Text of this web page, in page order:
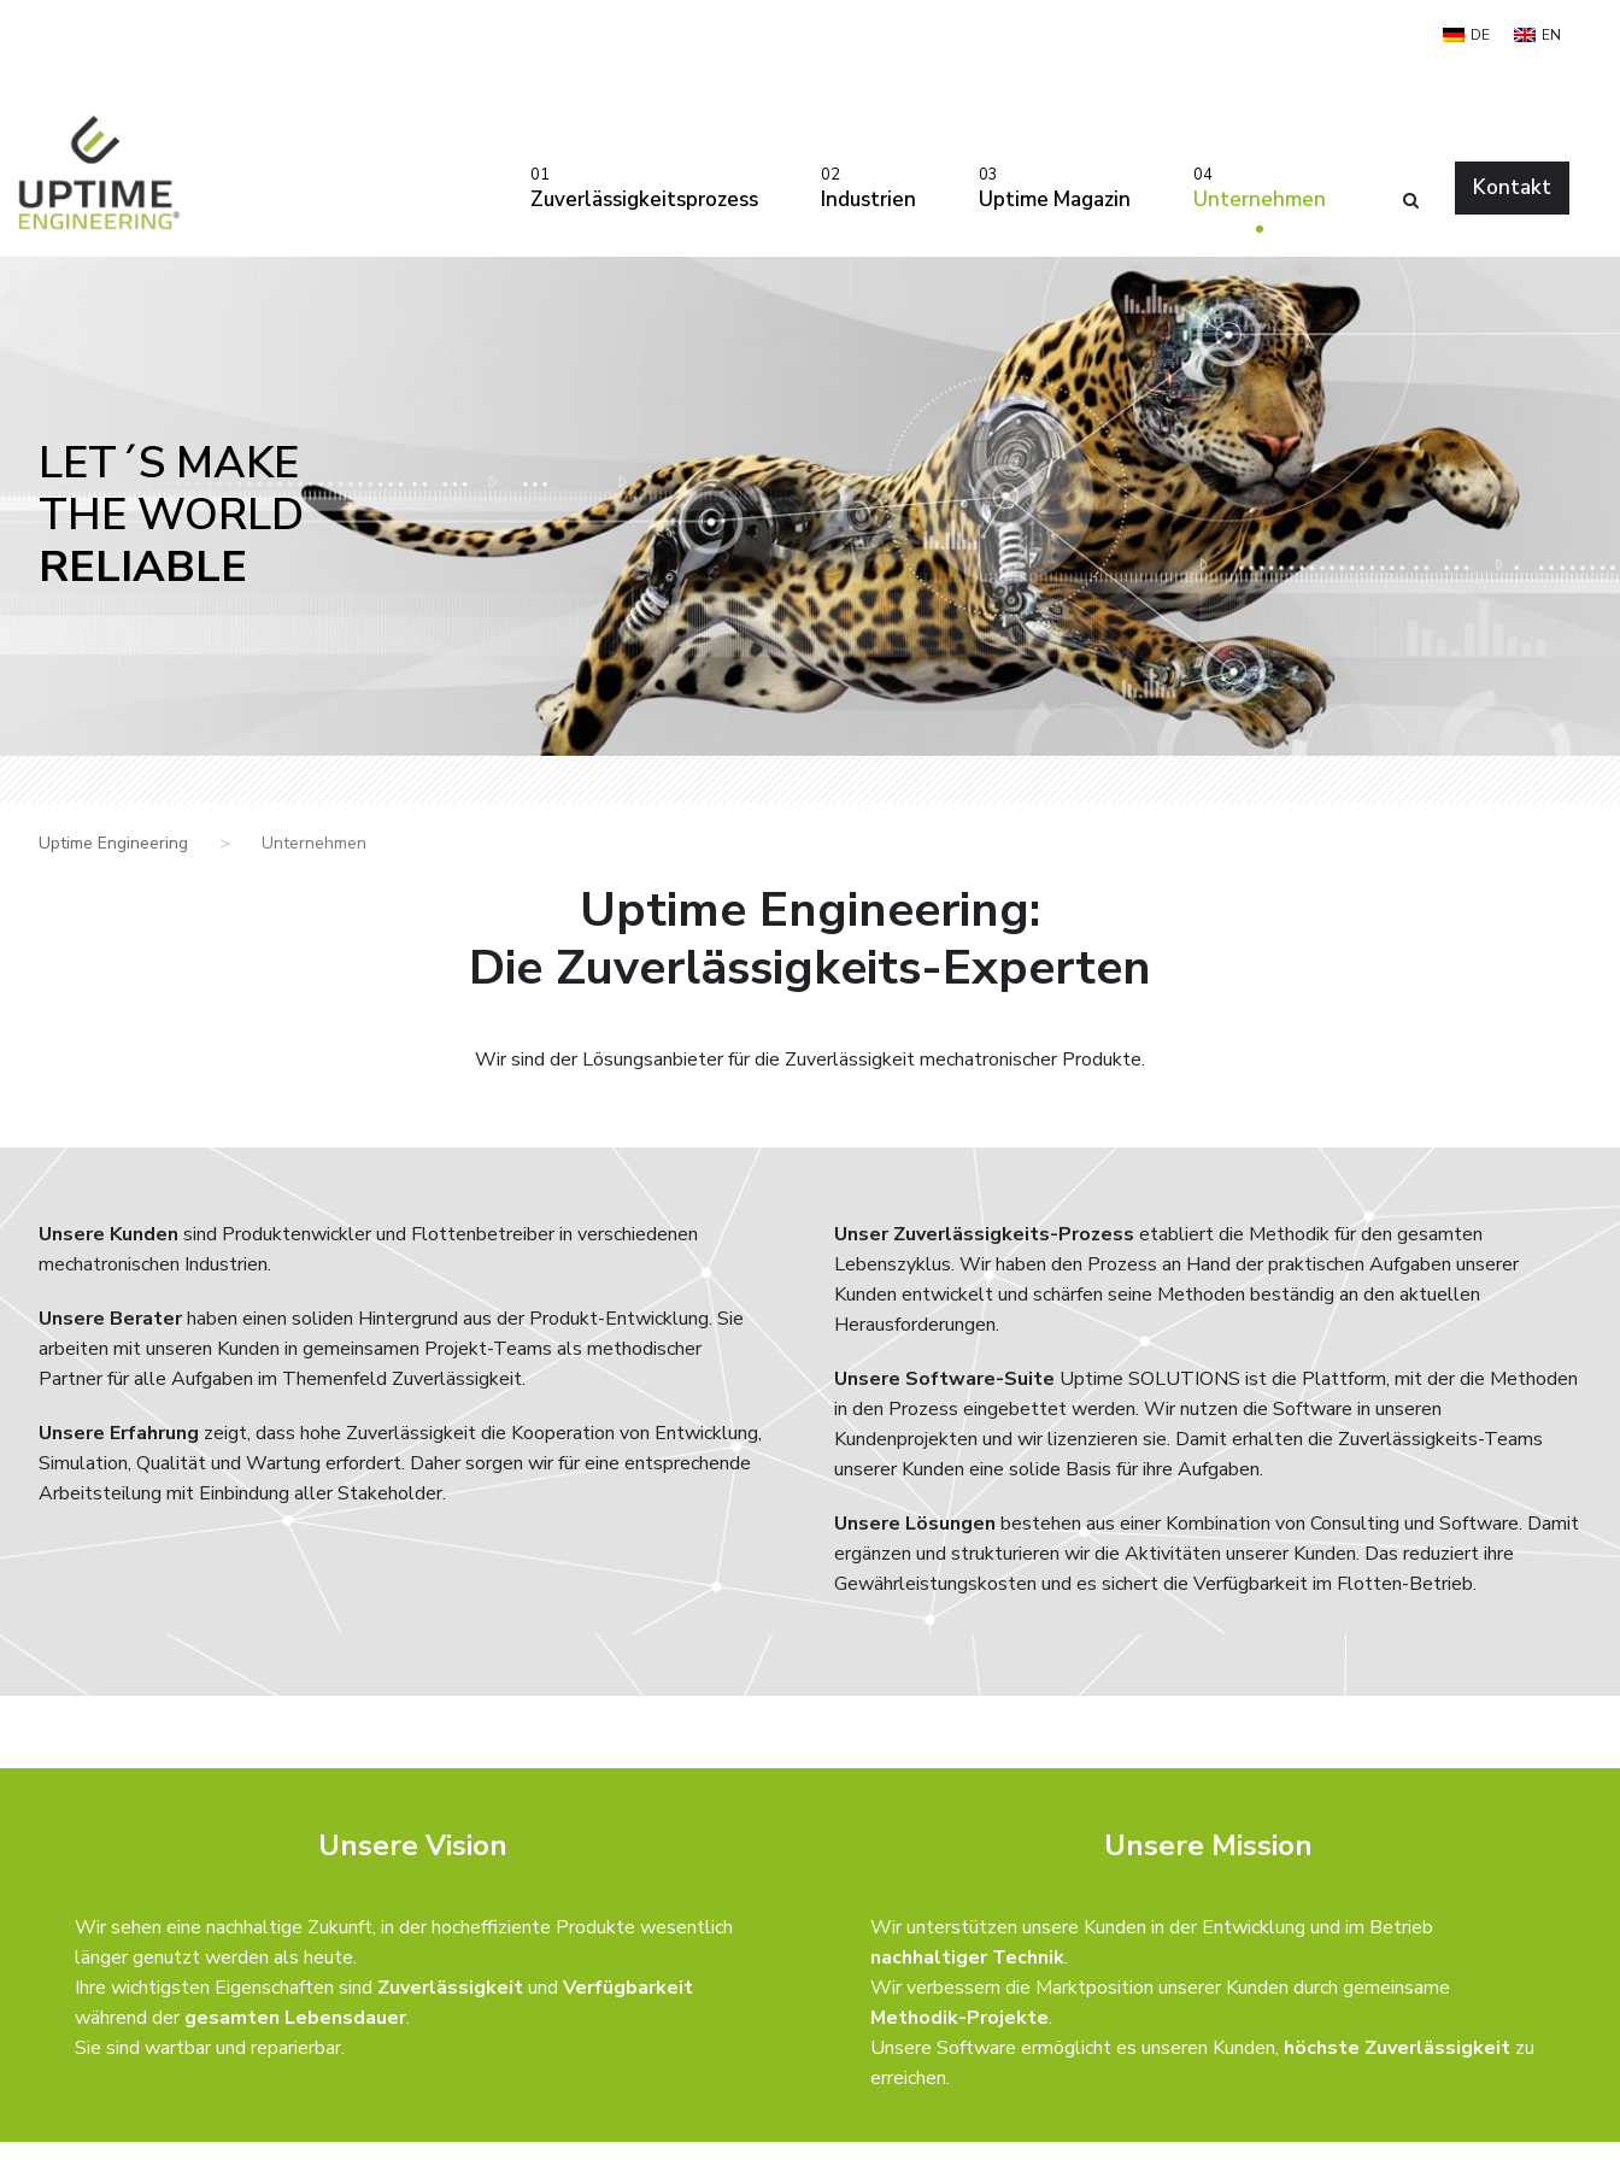
DE EN
01
Zuverlässigkeitsprozess
02
Industrien
03
Uptime Magazin
04
Unternehmen Kontakt
LET´S MAKE
THE WORLD
RELIABLE
Uptime Engineering > Unternehmen
Uptime Engineering:
Die Zuverlässigkeits-Experten
Wir sind der Lösungsanbieter für die Zuverlässigkeit mechatronischer Produkte.
Unsere Kunden sind Produktenwickler und Flottenbetreiber in verschiedenen
mechatronischen Industrien.
Unsere Beraterhaben einen soliden Hintergrund aus der Produkt-Entwicklung. Sie
arbeiten mit unseren Kunden in gemeinsamen Projekt-Teams als methodischer
Partner für alle Aufgaben im Themenfeld Zuverlässigkeit.
Unsere Erfahrung zeigt, dass hohe Zuverlässigkeit die Kooperation von Entwicklung,
Simulation, Qualität und Wartung erfordert. Daher sorgen wir für eine entsprechende
Arbeitsteilung mit Einbindung aller Stakeholder.
Unser Zuverlässigkeits-Prozess etabliert die Methodik für den gesamten
Lebenszyklus. Wir haben den Prozess an Hand der praktischen Aufgaben unserer
Kunden entwickelt und schärfen seine Methoden beständig an den aktuellen
Herausforderungen.
Unsere Software-Suite Uptime SOLUTIONS ist die Plattform, mit der die Methoden
in den Prozess eingebettet werden. Wir nutzen die Software in unseren
Kundenprojekten und wir lizenzieren sie. Damit erhalten die Zuverlässigkeits-Teams
unserer Kunden eine solide Basis für ihre Aufgaben.
Unsere Lösungenbestehen aus einer Kombination von Consulting und Software. Damit
ergänzen und strukturieren wir die Aktivitäten unserer Kunden. Das reduziert ihre
Gewährleistungskosten und es sichert die Verfügbarkeit im Flotten-Betrieb.
Unsere Vision
Wir sehen eine nachhaltige Zukunft, in der hocheffiziente Produkte wesentlich
länger genutzt werden als heute.
Ihre wichtigsten Eigenschaften sind Zuverlässigkeitund Verfügbarkeit
während dergesamten Lebensdauer.
Sie sind wartbar und reparierbar.
Unsere Mission
Wir unterstützen unsere Kunden in der Entwicklung und im Betrieb
nachhaltiger Technik.
Wir verbessern die Marktposition unserer Kunden durch gemeinsame
Methodik-Projekte.
Unsere Software ermöglicht es unseren Kunden, höchste Zuverlässigkeit zu
erreichen.